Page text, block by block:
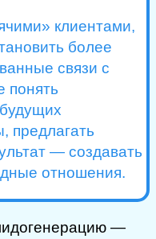
клиентами,
более
связи с
понять
предлагать
— создавать
отношения.
—